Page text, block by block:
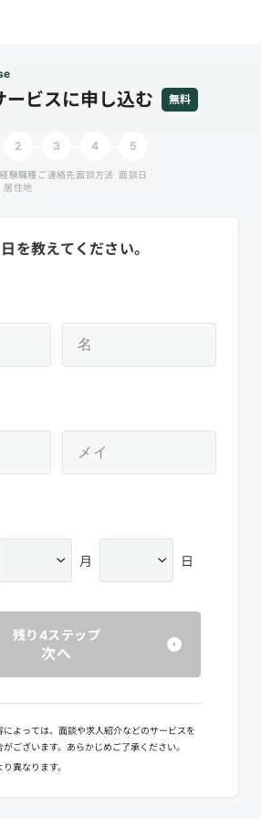
ービスに申し込む 無料
2
経験職種
居住地
3
ご連絡先
4
面談方法
5
面談日
を教えてください。
月 日
残り4ステップ
次へ
によっては、面談や求人紹介などのサービスを
ございます。あらかじめご了承ください。
異なります。